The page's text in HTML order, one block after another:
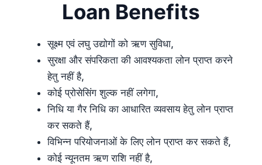
Loan Benefits
सूक्ष्म एवं लघु उद्योगों को ऋण सुविधा,
सुरक्षा और संपरिकता की आवश्यकता लोन प्राप्त करने
हेतु नहीं है,
कोई प्रोसेसिंग शुल्क नहीं लगेगा,
निधि या गैर निधि का आधारित व्यवसाय हेतु लोन प्राप्त
कर सकते हैं,
विभिन्न परियोजनाओं के लिए लोन प्राप्त कर सकते हैं,
कोई न्यूनतम ऋण राशि नहीं है,